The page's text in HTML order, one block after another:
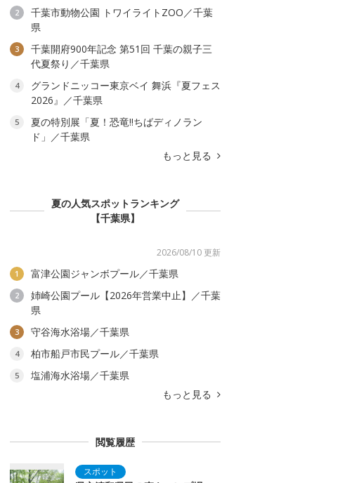
2
千葉市動物公園 トワイライトZOO／千葉
県
3
千葉開府900年記念 第51回 千葉の親子三
代夏祭り／千葉県
4
グランドニッコー東京ベイ 舞浜『夏フェス
2026』／千葉県
5
夏の特別展「夏！恐竜!!ちばディノラン
ド」／千葉県
もっと見る
夏の人気スポットランキング
【千葉県】
2026/08/10 更新
1 富津公園ジャンボプール／千葉県
2
姉崎公園プール【2026年営業中止】／千葉
県
3 守谷海水浴場／千葉県
4 柏市船戸市民プール／千葉県
5
塩浦海水浴場／千葉県
もっと見る
閲覧履歴